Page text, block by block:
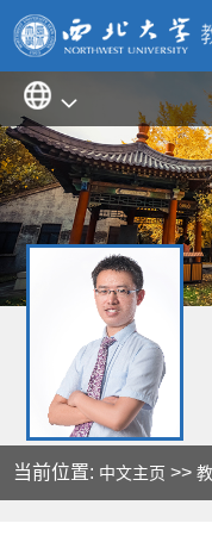
当前位置: 中文主页 >>